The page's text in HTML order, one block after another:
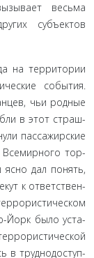
весьма
субъектов
на территории
события.
чьи родные
в этот страш­
пассажирские
Всемирного тор­
дал понять,
к ответствен­
Йорк было уста­
в труднодоступ­